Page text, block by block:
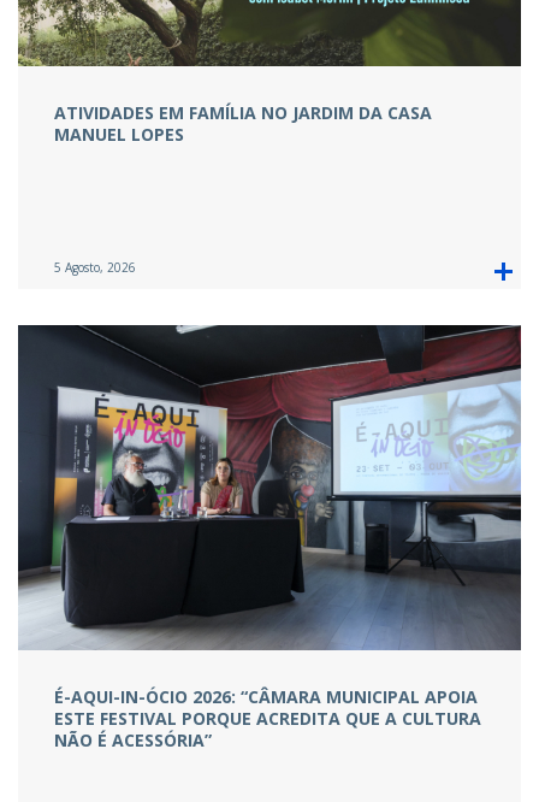
ATIVIDADES EM FAMÍLIA NO JARDIM DA CASA
MANUEL LOPES
5 Agosto, 2026
É-AQUI-IN-ÓCIO 2026: “CÂMARA MUNICIPAL APOIA
ESTE FESTIVAL PORQUE ACREDITA QUE A CULTURA
NÃO É ACESSÓRIA”